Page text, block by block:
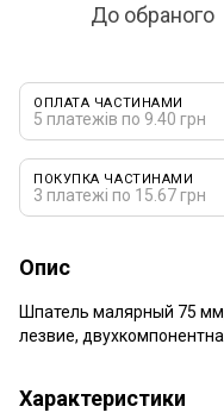
До обраного
ОПЛАТА ЧАСТИНАМИ
5 платежів по 9.40 грн
ПОКУПКА ЧАСТИНАМИ
3 платежі по 15.67 грн
Опис
Шпатель малярный 75
лезвие,
Характеристики